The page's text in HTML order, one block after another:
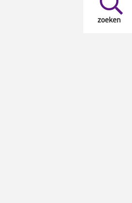
zoeken